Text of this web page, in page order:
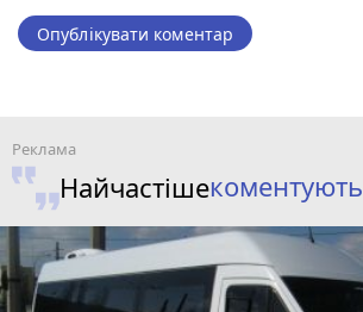
Опублікувати коментар
Найчастішекоментують